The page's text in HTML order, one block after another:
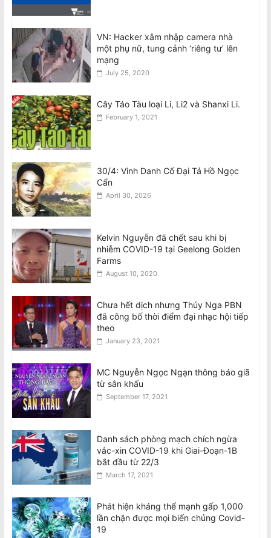
Crackdown On Writers After Author’s
Arrest
August 9, 2026
VN: Hacker xâm nhập camera nhà
một phụ nữ, tung cảnh ‘riêng tư’ lên
mạng
July 25, 2020
Cây Táo Tàu loại Li, Li2 và Shanxi Li.
February 1, 2021
30/4: Vinh Danh Cố Đại Tá Hồ Ngọc
Cẩn
April 30, 2026
Kelvin Nguyễn đã chết sau khi bị
nhiễm COVID-19 tại Geelong Golden
Farms
August 10, 2020
Chưa hết dịch nhưng Thúy Nga PBN
đã công bố thời điểm đại nhạc hội tiếp
theo
January 23, 2021
MC Nguyễn Ngọc Ngạn thông báo giã
từ sân khấu
September 17, 2021
Danh sách phòng mạch chích ngừa
vắc-xin COVID-19 khi Giai-Đoạn-1B
bắt đầu từ 22/3
March 17, 2021
Phát hiện kháng thể mạnh gấp 1,000
lần chặn được mọi biến chủng Covid-
19